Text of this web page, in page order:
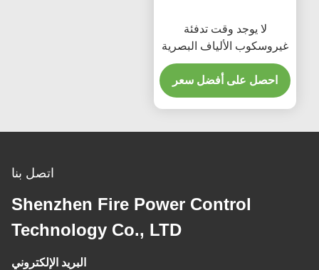
لا يوجد وقت تدفئة
غيروسكوب الألياف البصرية
مع نطاق ديناميكي واسع
200g وضع الإخراج RS-422
احصل على أفضل سعر
اتصل بنا
Shenzhen Fire Power Control
Technology Co., LTD
البريد الإلكتروني